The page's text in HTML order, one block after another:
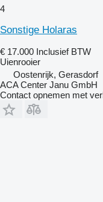
4
Sonstige Holaras
€ 17.000 Inclusief BTW
Uienrooier
Oostenrijk, Gerasdorf
ACA Center Janu GmbH
Contact opnemen met